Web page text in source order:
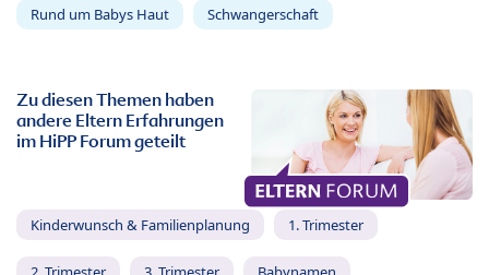
Rund um Babys Haut Schwangerschaft
Zu diesen Themen haben
andere Eltern Erfahrungen
im HiPP Forum geteilt
Kinderwunsch & Familienplanung 1. Trimester